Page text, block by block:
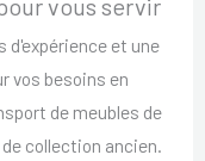
vous servir
d'expérience et une
vos besoins en
de meubles de
collection ancien.